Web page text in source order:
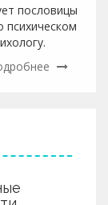
пословицы
психическом